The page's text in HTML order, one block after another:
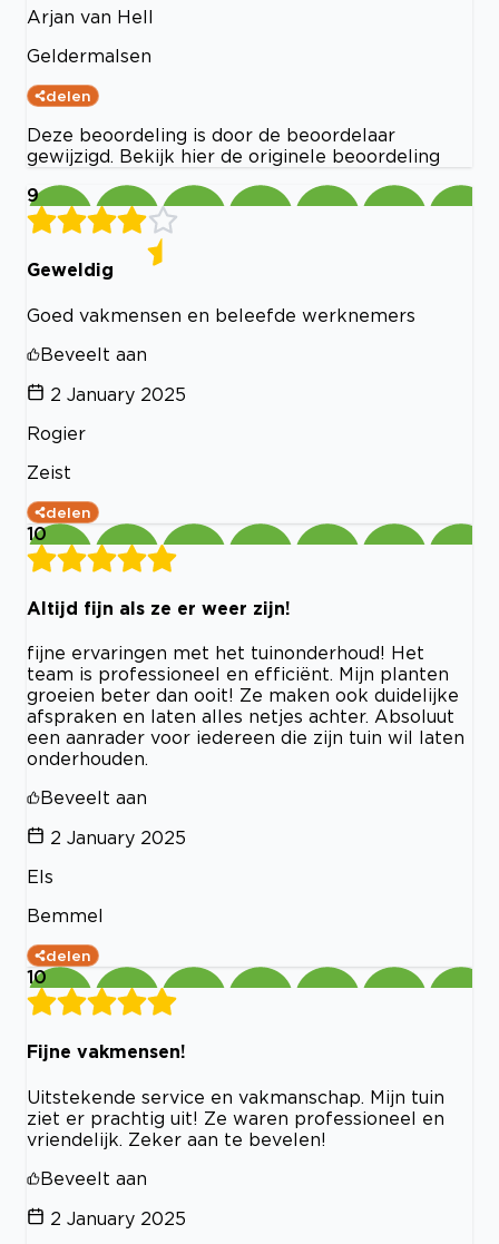
Arjan van Hell
Geldermalsen
delen
Deze beoordeling is door de beoordelaar
gewijzigd. Bekijk hier de originele beoordeling
9
Geweldig
Goed vakmensen en beleefde werknemers
Beveelt aan
2 January 2025
Rogier
Zeist
delen
10
Altijd fijn als ze er weer zijn!
fijne ervaringen met het tuinonderhoud! Het
team is professioneel en efficiënt. Mijn planten
groeien beter dan ooit! Ze maken ook duidelijke
afspraken en laten alles netjes achter. Absoluut
een aanrader voor iedereen die zijn tuin wil laten
onderhouden.
Beveelt aan
2 January 2025
Els
Bemmel
delen
10
Fijne vakmensen!
Uitstekende service en vakmanschap. Mijn tuin
ziet er prachtig uit! Ze waren professioneel en
vriendelijk. Zeker aan te bevelen!
Beveelt aan
2 January 2025